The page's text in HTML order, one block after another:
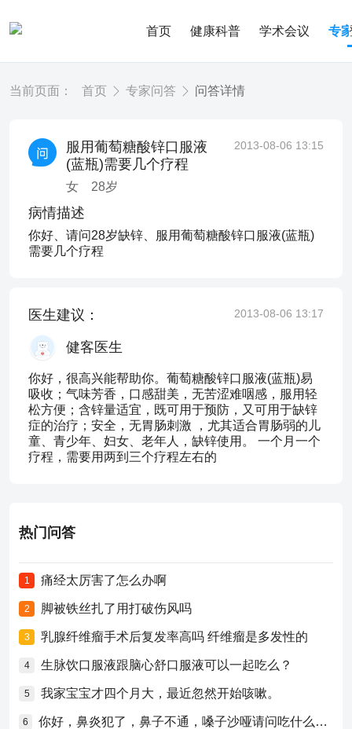
首页 健康科普 学术会议 专
当前页面： 首页 专家问答 问答详情
服用葡萄糖酸锌口服液
(蓝瓶)需要几个疗程
女 28岁
2013-08-06 13:15
病情描述
你好、请问28岁缺锌、服用葡萄糖酸锌口服液(蓝瓶)
需要几个疗程
医生建议： 2013-08-06 13:17
健客医生
你好，很高兴能帮助你。葡萄糖酸锌口服液(蓝瓶)易
吸收；气味芳香，口感甜美，无苦涩难咽感，服用轻
松方便；含锌量适宜，既可用于预防，又可用于缺锌
症的治疗；安全，无胃肠刺激 ，尤其适合胃肠弱的儿
童、青少年、妇女、老年人，缺锌使用。 一个月一个
疗程，需要用两到三个疗程左右的
热门问答
1 痛经太厉害了怎么办啊
2 脚被铁丝扎了用打破伤风吗
3 乳腺纤维瘤手术后复发率高吗 纤维瘤是多发性的
4 生脉饮口服液跟脑心舒口服液可以一起吃么？
5 我家宝宝才四个月大，最近忽然开始咳嗽。
6 你好，鼻炎犯了，鼻子不通，嗓子沙哑请问吃什么药比较好？